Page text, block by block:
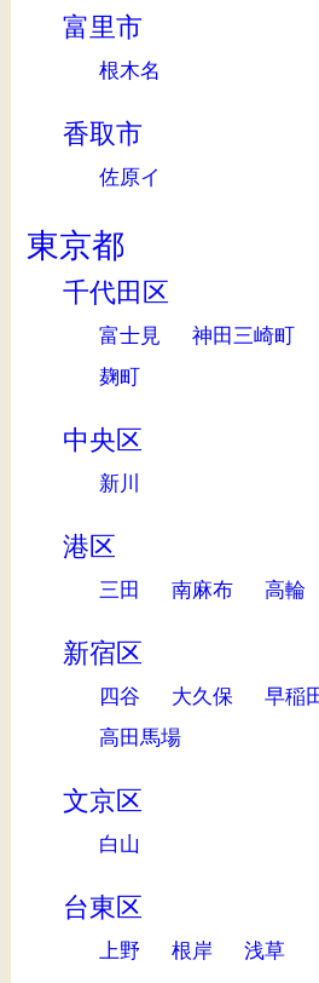
富里市
根木名
香取市
佐原イ
東京都
千代田区
富士見 神田三崎町
麹町
中央区
新川
港区
三田 南麻布 高輪
新宿区
四谷 大久保
早稲
高田馬場
文京区
白山
台東区
上野 根岸 浅草